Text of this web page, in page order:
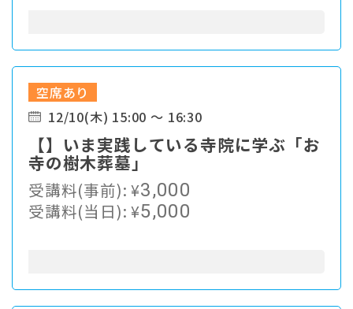
空席あり
12/10(木) 15:00 ～ 16:30
【】いま実践している寺院に学ぶ「お
寺の樹木葬墓」
受講料(事前):¥3,000
受講料(当日):¥5,000